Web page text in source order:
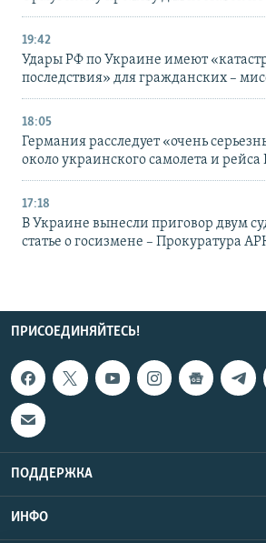
19:42
Удары РФ по Украине имеют
последствия» для гражданских –
18:05
Германия расследует «очень
около украинского самолета и
17:18
В Украине вынесли приговор двум
статье о госизмене – Прокуратура
ПРИСОЕДИНЯЙТЕСЬ!
ПОДДЕРЖКА
ИНФО